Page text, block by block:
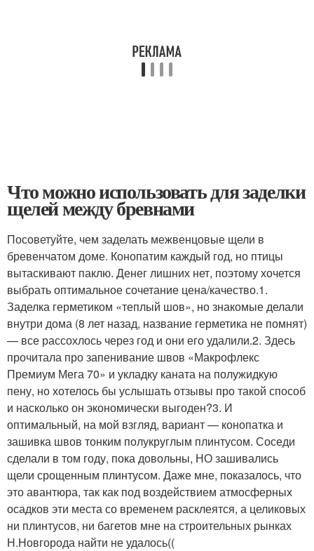
Что можно использовать для заделки
щелей между бревнами
Посоветуйте, чем заделать межвенцовые щели в
бревенчатом доме. Конопатим каждый год, но птицы
вытаскивают паклю. Денег лишних нет, поэтому хочется
выбрать оптимальное сочетание цена/качество.1.
Заделка герметиком «теплый шов», но знакомые делали
внутри дома (8 лет назад, название герметика не помнят)
— все рассохлось через год и они его удалили.2. Здесь
прочитала про запенивание швов «Макрофлекс
Премиум Мега 70» и укладку каната на полужидкую
пену, но хотелось бы услышать отзывы про такой способ
и насколько он экономически выгоден?3. И
оптимальный, на мой взгляд, вариант — конопатка и
зашивка швов тонким полукруглым плинтусом. Соседи
сделали в том году, пока довольны, НО зашивались
щели срощенным плинтусом. Даже мне, показалось, что
это авантюра, так как под воздействием атмосферных
осадков эти места со временем расклеятся, а целиковых
ни плинтусов, ни багетов мне на строительных рынках
Н.Новгорода найти не удалось((